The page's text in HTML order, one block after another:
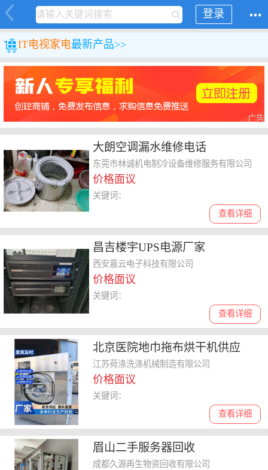
登录
IT电视家电最新产品>>
广告
大朗空调漏水维修电话
东莞市林诚机电制冷设备维修服务有限公司
价格面议
查看详细
关键词：
昌吉楼宇UPS电源厂家
西安嘉云电子科技有限公司
价格面议
查看详细
关键词：
北京医院地巾拖布烘干机供应
江苏荷涤洗涤机械制造有限公司
价格面议
查看详细
关键词：
眉山二手服务器回收
成都久源再生物资回收有限公司